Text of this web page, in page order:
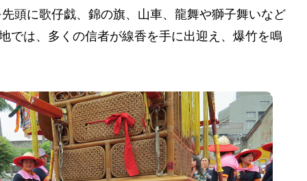
頭に歌仔戯、錦の旗、山車、龍舞や獅子舞いなど
では、多くの信者が線香を手に出迎え、爆竹を鳴